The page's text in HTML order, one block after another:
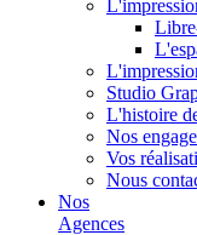
Studio
L'histoire
Nos
Vos
Nous
Nos
Agences